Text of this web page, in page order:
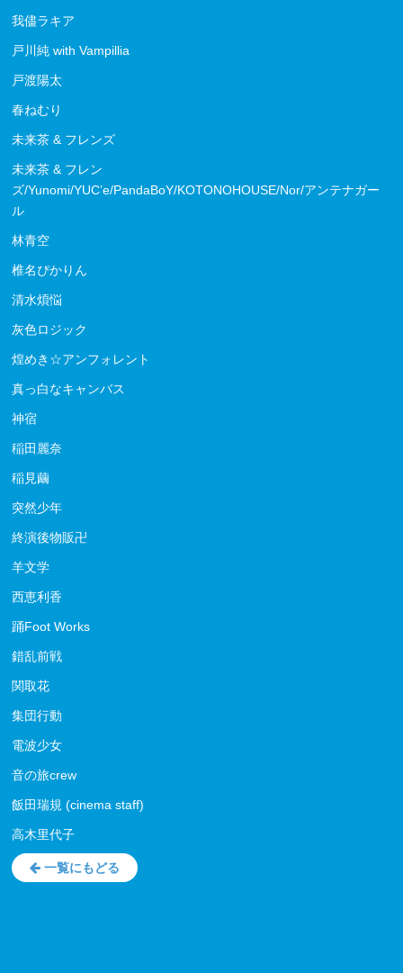
我儘ラキア
戸川純 with Vampillia
戸渡陽太
春ねむり
未来茶 & フレンズ
未来茶 & フレン
ズ/Yunomi/YUC’e/PandaBoY/KOTONOHOUSE/Nor/アンテナガー
ル
林青空
椎名ぴかりん
清水煩悩
灰色ロジック
煌めき☆アンフォレント
真っ白なキャンバス
神宿
稲田麗奈
稲見繭
突然少年
終演後物販卍
羊文学
西恵利香
踊Foot Works
錯乱前戦
関取花
集団行動
電波少女
音の旅crew
飯田瑞規 (cinema staff)
高木里代子
一覧にもどる